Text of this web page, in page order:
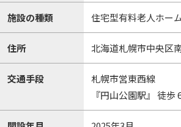
施設の種類 住宅型有料老人ホー
住所 北海道札幌市中央区
交通手段
札幌市営東西線
『円山公園駅』 徒歩